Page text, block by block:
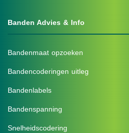
Banden Advies & Info
Bandenmaat opzoeken
Bandencoderingen uitleg
Bandenlabels
Bandenspanning
Snelheidscodering